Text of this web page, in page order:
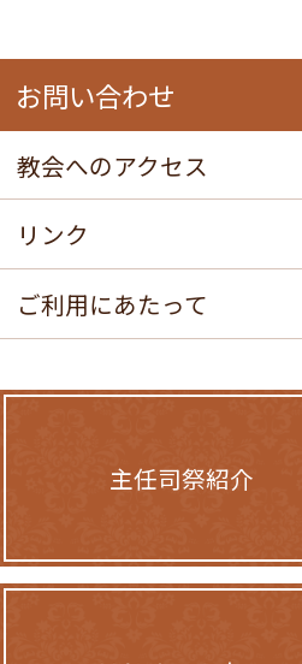
お問い合わせ
教会へのアクセス
リンク
ご利用にあたって
主任司祭紹介